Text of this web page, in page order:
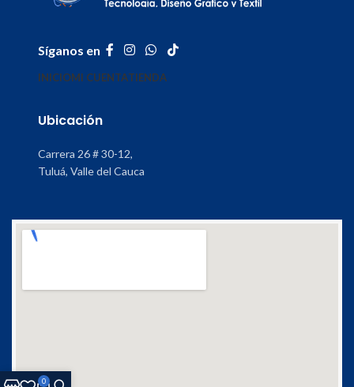
Síganos en
INICIOMI CUENTATIENDA
Ubicación
Carrera 26 # 30-12,
Tuluá, Valle del Cauca
0